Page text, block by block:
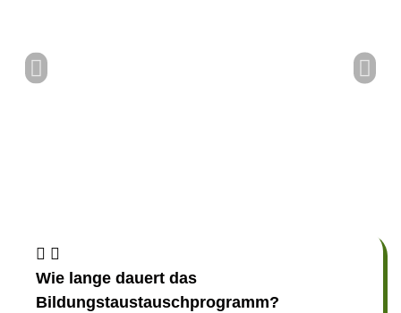
Wie lange dauert das
Bildungstaustauschprogramm?